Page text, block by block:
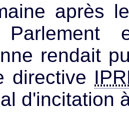
après
rendait
directive
d'incitation